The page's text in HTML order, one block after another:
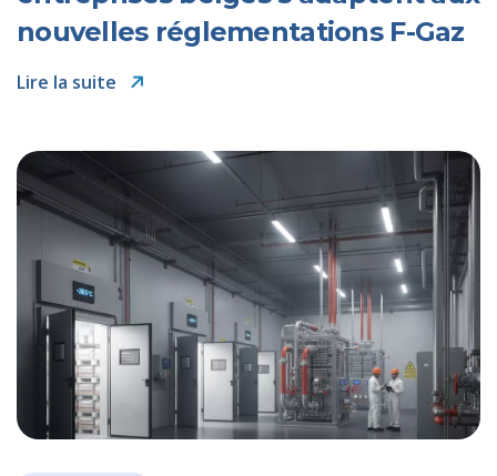
nouvelles réglementations F-Gaz
Lire la suite